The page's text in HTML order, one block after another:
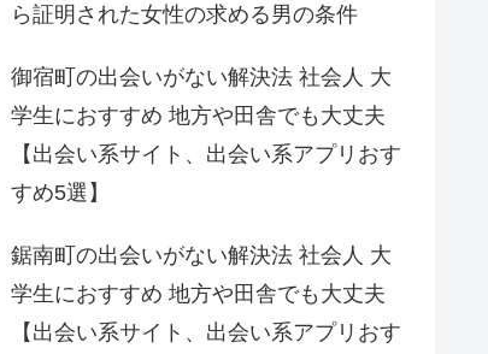
ら証明された女性の求める男の条件
御宿町の出会いがない解決法 社会人 大
学生におすすめ 地方や田舎でも大丈夫
【出会い系サイト、出会い系アプリおす
すめ5選】
鋸南町の出会いがない解決法 社会人 大
学生におすすめ 地方や田舎でも大丈夫
【出会い系サイト、出会い系アプリおす